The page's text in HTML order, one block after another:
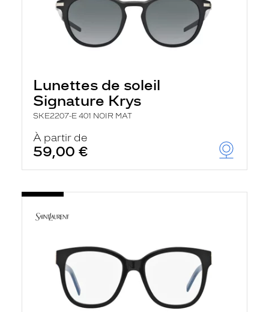
Lunettes de soleil
Signature Krys
SKE2207-E 401 NOIR MAT
À partir de
59,00 €